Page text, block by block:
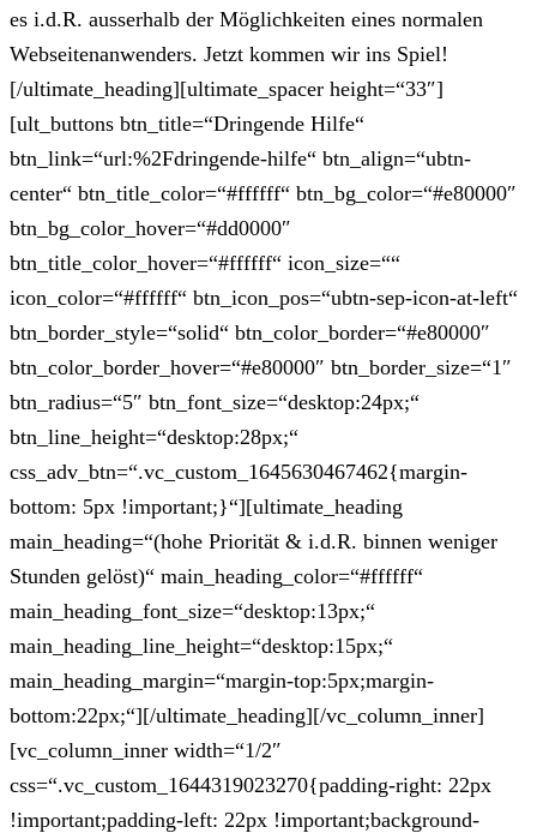
es i.d.R. ausserhalb der Möglichkeiten eines normalen
Webseitenanwenders. Jetzt kommen wir ins Spiel!
[/ultimate_heading][ultimate_spacer height=“33″]
[ult_buttons btn_title=“Dringende Hilfe“
btn_link=“url:%2Fdringende-hilfe“ btn_align=“ubtn-
center“ btn_title_color=“#ffffff“ btn_bg_color=“#e80000″
btn_bg_color_hover=“#dd0000″
btn_title_color_hover=“#ffffff“ icon_size=““
icon_color=“#ffffff“ btn_icon_pos=“ubtn-sep-icon-at-left“
btn_border_style=“solid“ btn_color_border=“#e80000″
btn_color_border_hover=“#e80000″ btn_border_size=“1″
btn_radius=“5″ btn_font_size=“desktop:24px;“
btn_line_height=“desktop:28px;“
css_adv_btn=“.vc_custom_1645630467462{margin-
bottom: 5px !important;}“][ultimate_heading
main_heading=“(hohe Priorität & i.d.R. binnen weniger
Stunden gelöst)“ main_heading_color=“#ffffff“
main_heading_font_size=“desktop:13px;“
main_heading_line_height=“desktop:15px;“
main_heading_margin=“margin-top:5px;margin-
bottom:22px;“][/ultimate_heading][/vc_column_inner]
[vc_column_inner width=“1/2″
css=“.vc_custom_1644319023270{padding-right: 22px
!important;padding-left: 22px !important;background-